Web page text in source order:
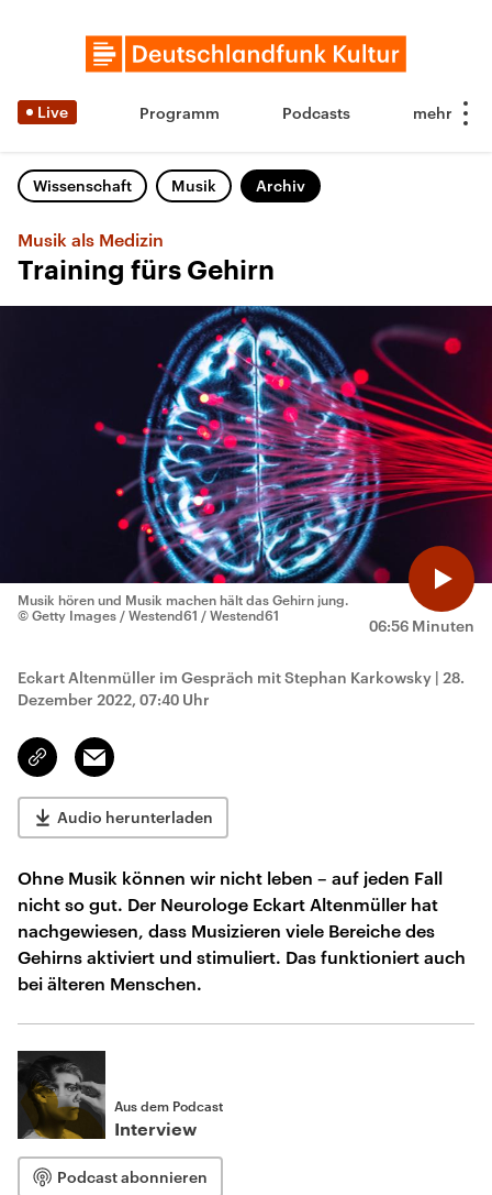
Live Programm Podcasts
Wissenschaft Musik Archiv
Musik als Medizin
Training fürs Gehirn
06:56 Minuten
Musik hören und Musik machen hält das Gehirn jung.
© Getty Images / Westend61 / Westend61
Eckart Altenmüller im Gespräch mit Stephan Karkowsky | 28.
Dezember 2022, 07:40 Uhr
Link
kopieren/teilen
Email
Audio herunterladen
Ohne Musik können wir nicht leben – auf jeden Fall
nicht so gut. Der Neurologe Eckart Altenmüller hat
nachgewiesen, dass Musizieren viele Bereiche des
Gehirns aktiviert und stimuliert. Das funktioniert auch
bei älteren Menschen.
Aus dem Podcast
Interview
Podcast abonnieren